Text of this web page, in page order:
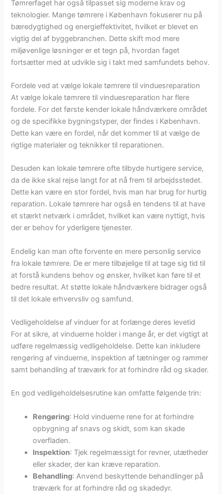
Tømrerfaget har også tilpasset sig moderne krav og
teknologier. Mange tømrere i København fokuserer nu på
bæredygtighed og energieffektivitet, hvilket er blevet en
vigtig del af byggebranchen. Dette skift mod mere
miljøvenlige løsninger er et tegn på, hvordan faget
fortsætter med at udvikle sig i takt med samfundets behov.
Fordele ved at vælge lokale tømrere til vinduesreparation
At vælge lokale tømrere til vinduesreparation har flere
fordele. For det første kender lokale håndværkere området
og de specifikke bygningstyper, der findes i København.
Dette kan være en fordel, når det kommer til at vælge de
rigtige materialer og teknikker til reparationen.
Desuden kan lokale tømrere ofte tilbyde hurtigere service,
da de ikke skal rejse langt for at nå frem til arbejdsstedet.
Dette kan være en stor fordel, hvis man har brug for hurtig
reparation. Lokale tømrere har også en tendens til at have
et stærkt netværk i området, hvilket kan være nyttigt, hvis
der er behov for yderligere tjenester.
Endelig kan man ofte forvente en mere personlig service
fra lokale tømrere. De er mere tilbøjelige til at tage sig tid til
at forstå kundens behov og ønsker, hvilket kan føre til et
bedre resultat. At støtte lokale håndværkere bidrager også
til det lokale erhvervsliv og samfund.
Vedligeholdelse af vinduer for at forlænge deres levetid
For at sikre, at vinduerne holder i mange år, er det vigtigt at
udføre regelmæssig vedligeholdelse. Dette kan inkludere
rengøring af vinduerne, inspektion af tætninger og rammer
samt behandling af træværk for at forhindre råd og skader.
En god vedligeholdelsesrutine kan omfatte følgende trin:
Rengøring: Hold vinduerne rene for at forhindre
opbygning af snavs og skidt, som kan skade
overfladen.
Inspektion: Tjek regelmæssigt for revner, utætheder
eller skader, der kan kræve reparation.
Behandling: Anvend beskyttende behandlinger på
træværk for at forhindre råd og skadedyr.